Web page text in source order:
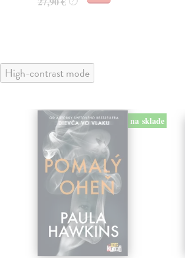
High-contrast mode
na sklade